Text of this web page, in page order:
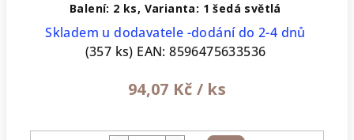
Balení: 2 ks, Varianta: 1 šedá světlá
Skladem u dodavatele -dodání do 2-4 dnů
(357 ks) EAN: 8596475633536
94,07 Kč / ks